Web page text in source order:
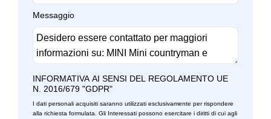
Messaggio
INFORMATIVA AI SENSI DEL REGOLAMENTO UE
N. 2016/679 "GDPR"
I dati personali acquisiti saranno utilizzati esclusivamente per rispondere
alla richiesta formulata. Gli Interessati possono esercitare i diritti di cui agli